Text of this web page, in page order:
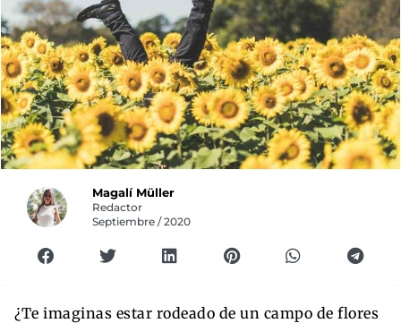
Magalí Müller
Redactor
Septiembre / 2020
¿Te imaginas estar rodeado de un campo de flores